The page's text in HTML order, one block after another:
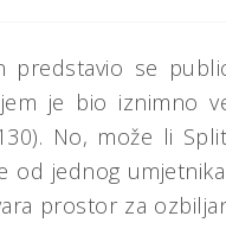
predstavio se
je bio
No, može li
od jednog
prostor za